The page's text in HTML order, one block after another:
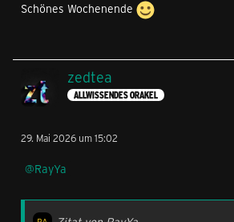
Schönes Wochenende
zedtea
ALLWISSENDES ORAKEL
29. Mai 2026 um 15:02
RayYa